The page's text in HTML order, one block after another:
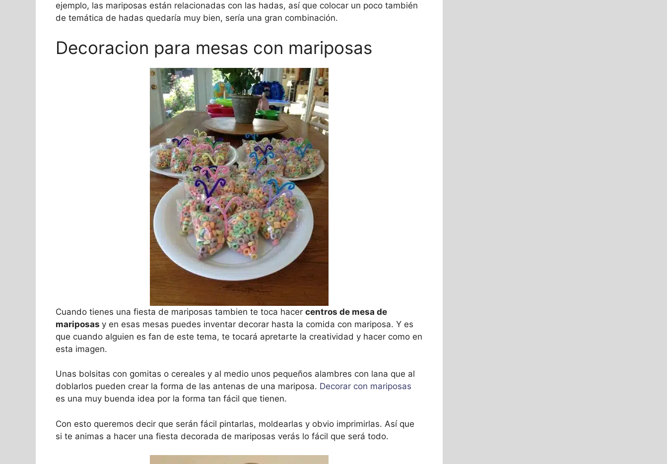
ejemplo, las mariposas están relacionadas con las hadas, así que colocar un poco también
de temática de hadas quedaría muy bien, sería una gran combinación.
Decoracion para mesas con mariposas
Cuando tienes una fiesta de mariposas tambien te toca hacer centros de mesa de
mariposas y en esas mesas puedes inventar decorar hasta la comida con mariposa. Y es
que cuando alguien es fan de este tema, te tocará apretarte la creatividad y hacer como en
esta imagen.
Unas bolsitas con gomitas o cereales y al medio unos pequeños alambres con lana que al
doblarlos pueden crear la forma de las antenas de una mariposa. Decorar con mariposas
es una muy buenda idea por la forma tan fácil que tienen.
Con esto queremos decir que serán fácil pintarlas, moldearlas y obvio imprimirlas. Así que
si te animas a hacer una fiesta decorada de mariposas verás lo fácil que será todo.